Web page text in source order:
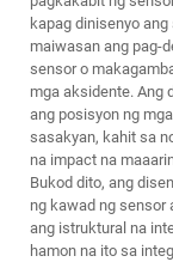
kapag dinisenyo
maiwasan ang pag-
sensor o
mga aksidente. Ang
ang posisyon ng
sasakyan, kahit sa
na impact na
Bukod dito, ang
ng kawad ng sensor
ang istruktural na
hamon na ito sa